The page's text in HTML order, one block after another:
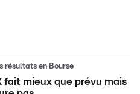
résultats en Bourse
fait mieux que prévu mais